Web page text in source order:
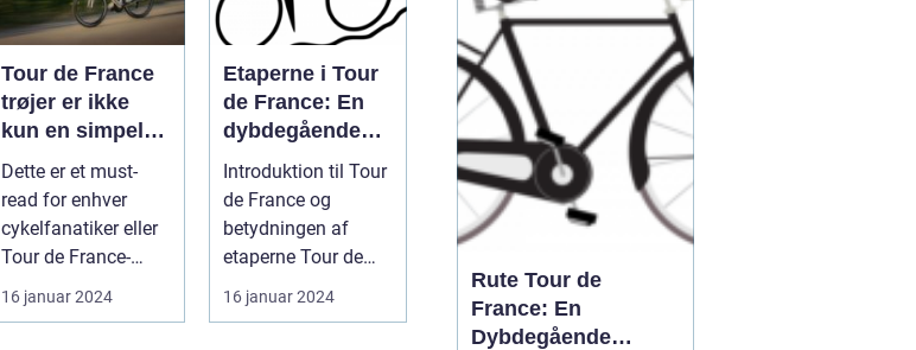
Tour de France
trøjer er ikke
kun en simpel
beklædningsgen
stand til
cykelryttere; de
bærer symbolik
rækker langt ud
over selve løbet
Dette er et must-
read for enhver
cykelfanatiker eller
Tour de France-
entusiast, der
ønsker at forstå...
16 januar 2024
Etaperne i Tour
de France: En
dybdegående
gennemgang af
verdens mest
prestigefyldte
cykelløb
Introduktion til Tour
de France og
betydningen af
etaperne Tour de
France er uden tvivl
et af verde...
16 januar 2024
races, the competition
showcases exceptional
athletic abilities and
determination. In this
art...
Rute Tour de
France: En
Dybdegående